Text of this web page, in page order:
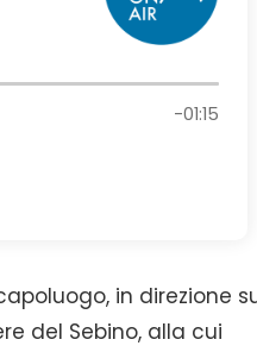
-01:15
in direzione
del Sebino, alla cui